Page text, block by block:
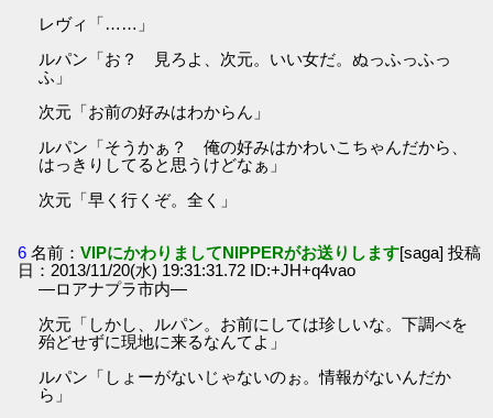
レヴィ「……」
ルパン「お？ 見ろよ、次元。いい女だ。ぬっふっふっ
ふ」
次元「お前の好みはわからん」
ルパン「そうかぁ？ 俺の好みはかわいこちゃんだから、
はっきりしてると思うけどなぁ」
次元「早く行くぞ。全く」
6 名前：VIPにかわりましてNIPPERがお送りします[saga] 投稿
日：2013/11/20(水) 19:31:31.72 ID:+JH+q4vao
―ロアナプラ市内―
次元「しかし、ルパン。お前にしては珍しいな。下調べを
殆どせずに現地に来るなんてよ」
ルパン「しょーがないじゃないのぉ。情報がないんだか
ら」